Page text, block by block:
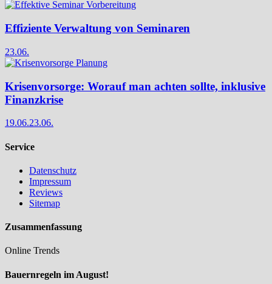
Effiziente Verwaltung von Seminaren
23.06.
Krisenvorsorge: Worauf man achten sollte, inklusive
Finanzkrise
19.06.23.06.
Service
Datenschutz
Impressum
Reviews
Sitemap
Zusammenfassung
Online Trends
Bauernregeln im August!